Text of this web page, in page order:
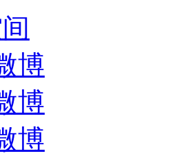
博
博
博